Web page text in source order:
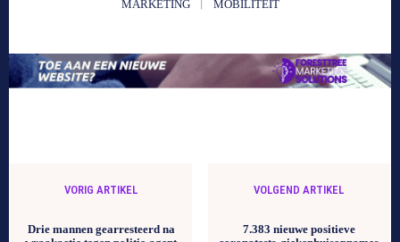
MARKETING MOBILITEIT
VORIG ARTIKEL
Drie mannen gearresteerd na
VOLGEND ARTIKEL
7.383 nieuwe positieve